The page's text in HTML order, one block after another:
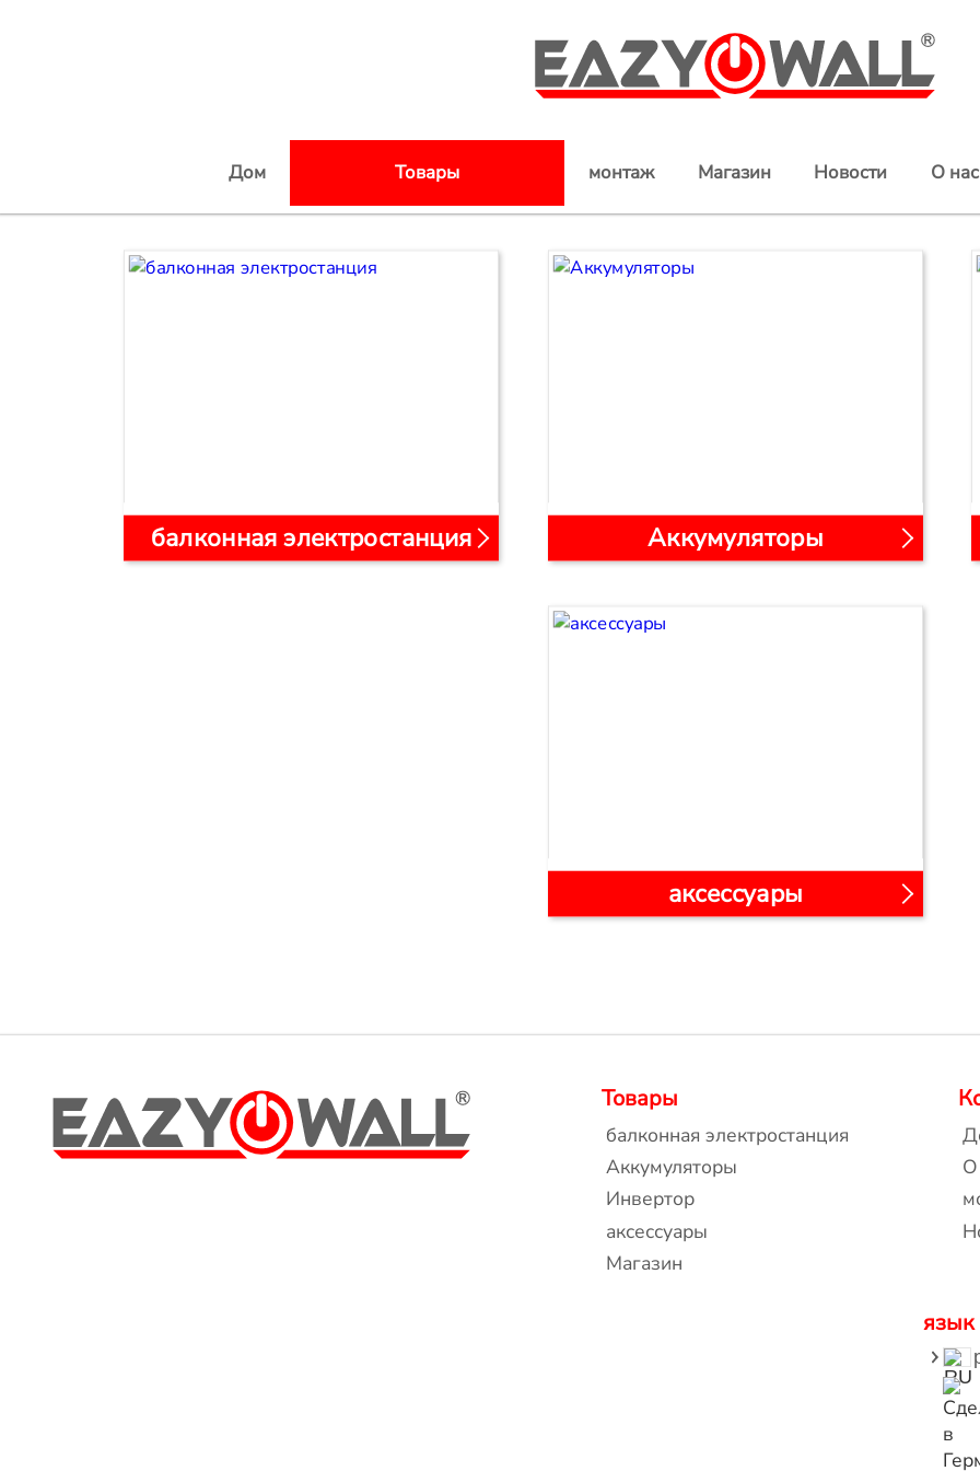
EazyPowerwall
Дом Товары монтаж Магазин Новости O нас
балконная электростанция Аккумуляторы
аксессуары
Товары
балконная электростанция
Аккумуляторы
Инвертор
аксессуары
Магазин
язык